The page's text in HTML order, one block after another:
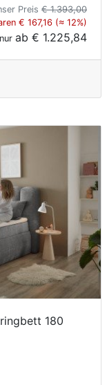
Preis € 1.393,00
€ 167,16 (≈ 12%)
nur ab € 1.225,84
180